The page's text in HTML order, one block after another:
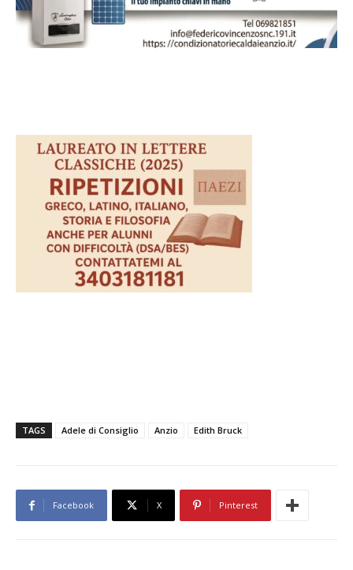
TAGS Adele di Consiglio Anzio Edith Bruck
Facebook X Pinterest